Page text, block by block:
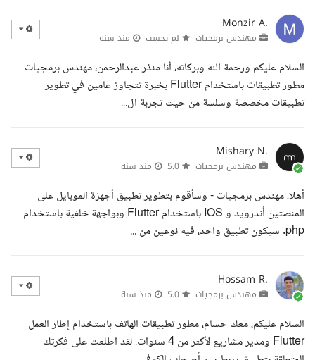
Monzir A.
مهندس برمجيات لم يحسب منذ سنة
السلام عليكم ورحمة الله وبركاته، أنا منذر عبدالرحمن، مهندس برمجيات
مطور تطبيقات باستخدام Flutter بخبرة تتجاوز عامين في تطوير
تطبيقات مخصصة وسلسة من حيث تجربة ال...
Mishary N.
مهندس برمجيات منذ سنة
أهلا، مهندس برمجيات - وسأقوم بتطوير تطبيق أجهزة الموبايل على
المنصتين أندرويد و IOS باستخدام Flutter وبواجهة خلفية باستخدام
php. سيكون تطبيق واحد، فيه نوعين من ...
Hossam R.
مهندس برمجيات منذ سنة
السلام عليكم، معك حسام، مطور تطبيقات الهاتف باستخدام إطار العمل
Flutter ومدير مشاريع لأكثر من 4 سنوات. لقد اطلعت على فكرتك